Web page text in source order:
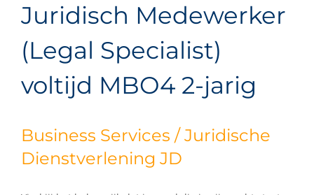
Juridisch Medewerker
(Legal Specialist)
voltijd MBO4 2-jarig
Business Services / Juridische
Dienstverlening JD